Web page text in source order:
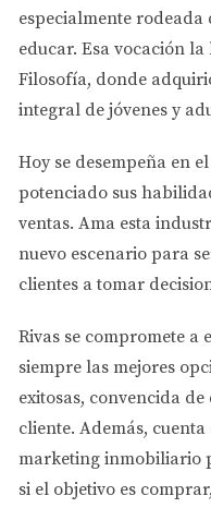
Con la popularidad de las
es crucial que verifiques
Plataformas de
alquiler reconocidas
Busca Señales
genéricas,
pueden ser
El contrato de alquiler es
evitarte muchos
Condiciones
términos claros
depósito de
mantenimiento.
especialmente rodeada
educar. Esa vocación
Filosofía, donde
integral de jóvenes y
Hoy se desempeña en el
potenciado sus
ventas. Ama esta
nuevo escenario para
clientes a tomar
Rivas se compromete a
siempre las mejores
exitosas, convencida
cliente. Además, cuenta
marketing inmobiliario
si el objetivo es